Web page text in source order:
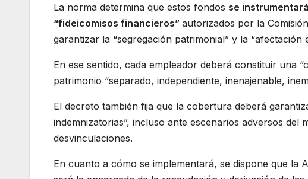
La norma determina que estos fondos se
“fideicomisos financieros” autorizados por la
garantizar la “segregación patrimonial” y la “afectación
En ese sentido, cada empleador deberá constituir una
patrimonio “separado, independiente, inenajenable,
El decreto también fija que la cobertura deberá
indemnizatorias”, incluso ante escenarios adversos
desvinculaciones.
En cuanto a cómo se implementará, se dispone que la